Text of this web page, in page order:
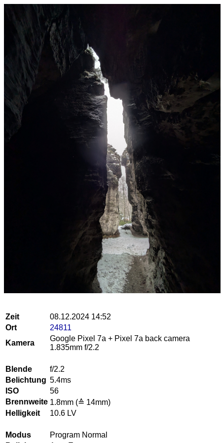
Zeit
08.12.2024 14:52
Ort
24811
Kamera
Google Pixel 7a + Pixel 7a back camera
1.835mm f/2.2
Blende
f/2.2
Belichtung 5.4ms
ISO
56
Brennweite 1.8mm (≙ 14mm)
Helligkeit
10.6 LV
Modus
Program Normal